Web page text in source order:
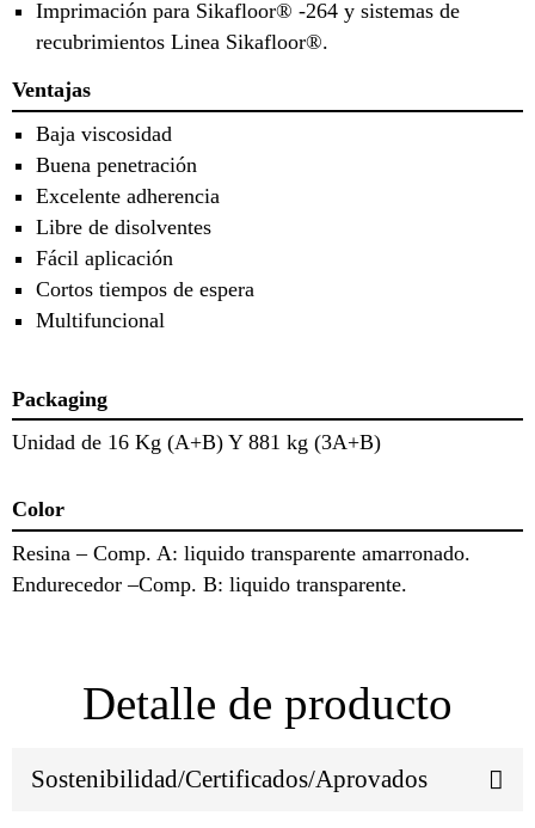
Imprimación para Sikafloor® -264 y sistemas de
recubrimientos Linea Sikafloor®.
Ventajas
Baja viscosidad
Buena penetración
Excelente adherencia
Libre de disolventes
Fácil aplicación
Cortos tiempos de espera
Multifuncional
Packaging
Unidad de 16 Kg (A+B) Y 881 kg (3A+B)
Color
Resina – Comp. A: liquido transparente amarronado.
Endurecedor –Comp. B: liquido transparente.
Detalle de producto
Sostenibilidad/Certificados/Aprovados